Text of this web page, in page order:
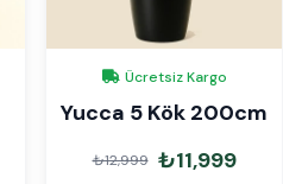
Ücretsiz Kargo
Yucca 5 Kök 200cm
₺12,999 ₺11,999